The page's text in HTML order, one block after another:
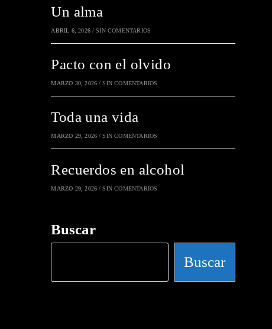
Un alma
ABRIL 6, 2026 / SIN COMENTARIOS
Pacto con el olvido
MARZO 30, 2026 / SIN COMENTARIOS
Toda una vida
MARZO 29, 2026 / SIN COMENTARIOS
Recuerdos en alcohol
MARZO 29, 2026 / SIN COMENTARIOS
Buscar
Buscar